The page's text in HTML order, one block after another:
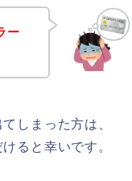
ー
しまった方は、
ると幸いです。